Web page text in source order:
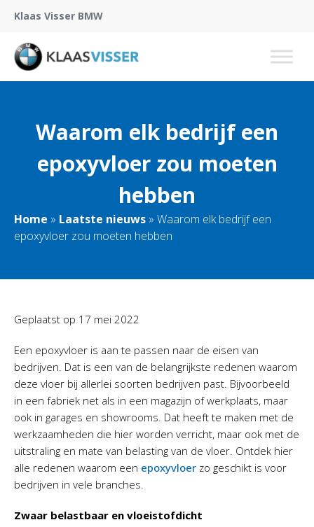
Klaas Visser BMW
Waarom elk bedrijf een
epoxyvloer zou moeten
hebben
Home » Laatste nieuws » Waarom elk bedrijf een
epoxyvloer zou moeten hebben
Geplaatst op 17 mei 2022
Een epoxyvloer is aan te passen naar de eisen van
bedrijven. Dat is een van de belangrijkste redenen waarom
deze vloer bij allerlei soorten bedrijven past. Bijvoorbeeld
in een fabriek net als in een magazijn of werkplaats, maar
ook in garages en showrooms. Dat heeft te maken met de
werkzaamheden die hier worden verricht, maar ook met de
uitstraling en mate van belasting van de vloer. Ontdek hier
alle redenen waarom een epoxyvloer zo geschikt is voor
bedrijven in vele branches.
Zwaar belastbaar en vloeistofdicht